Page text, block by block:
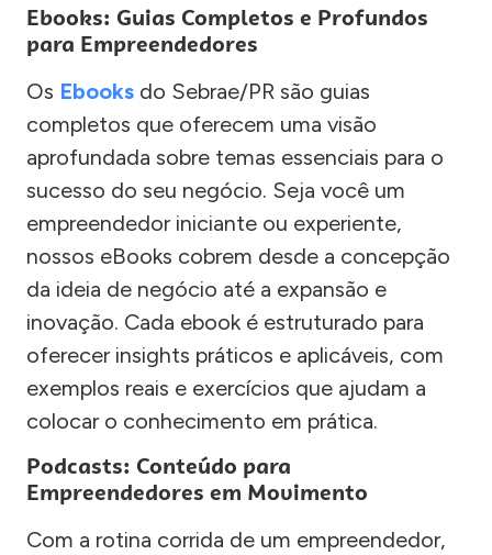
Ebooks: Guias Completos e Profundos
para Empreendedores
Os Ebooks do Sebrae/PR são guias
completos que oferecem uma visão
aprofundada sobre temas essenciais para o
sucesso do seu negócio. Seja você um
empreendedor iniciante ou experiente,
nossos eBooks cobrem desde a concepção
da ideia de negócio até a expansão e
inovação. Cada ebook é estruturado para
oferecer insights práticos e aplicáveis, com
exemplos reais e exercícios que ajudam a
colocar o conhecimento em prática.
Podcasts: Conteúdo para
Empreendedores em Movimento
Com a rotina corrida de um empreendedor,